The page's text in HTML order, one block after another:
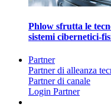
Phlow sfrutta le
sistemi cibernetici-
Partner
Partner di alleanza
Partner di canale
Login Partner